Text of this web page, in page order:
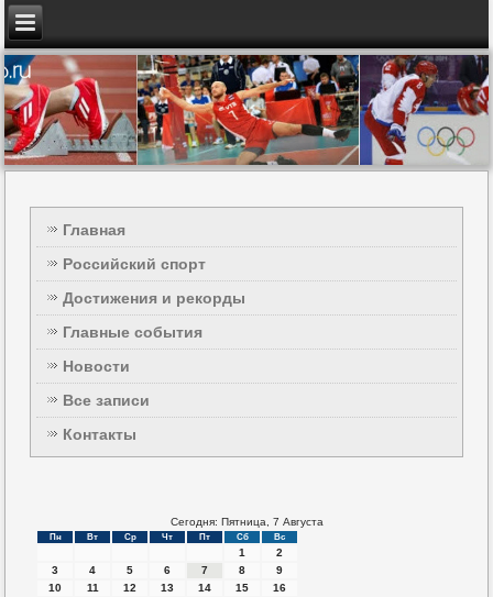
Главная
Российский спорт
Достижения и рекорды
Главные события
Новости
Все записи
Контакты
Сегодня: Пятница, 7 Августа
Пн Вт Ср Чт Пт Сб Вс
1
2
3
4 5 6 7 8
9
10
11 12 13 14 15
16